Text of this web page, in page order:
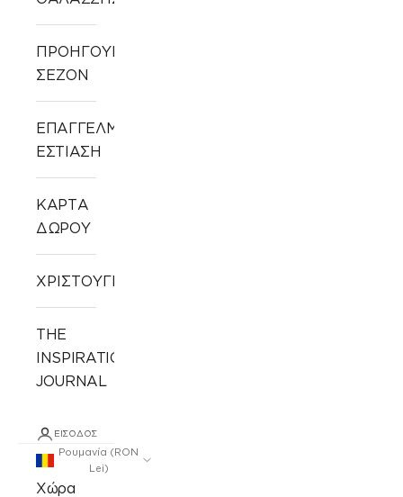
ΠΡΟΗΓΟΥΜΕΝΩΝ
ΣΕΖΟΝ
ΕΠΑΓΓΕΛΜΑΤΙΚΗ
ΕΣΤΙΑΣΗ
ΚΑΡΤΑ
ΔΩΡΟΥ
ΧΡΙΣΤΟΥΓΕΝΝΙΑΤΙΚΑ
THE
INSPIRATION
JOURNAL
ΕΊΣΟΔΟΣ
Ρουμανία (RON
Lei)
Χώρα